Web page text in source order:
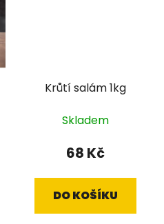
Krůtí salám 1kg
Skladem
68 Kč
DO KOŠÍKU